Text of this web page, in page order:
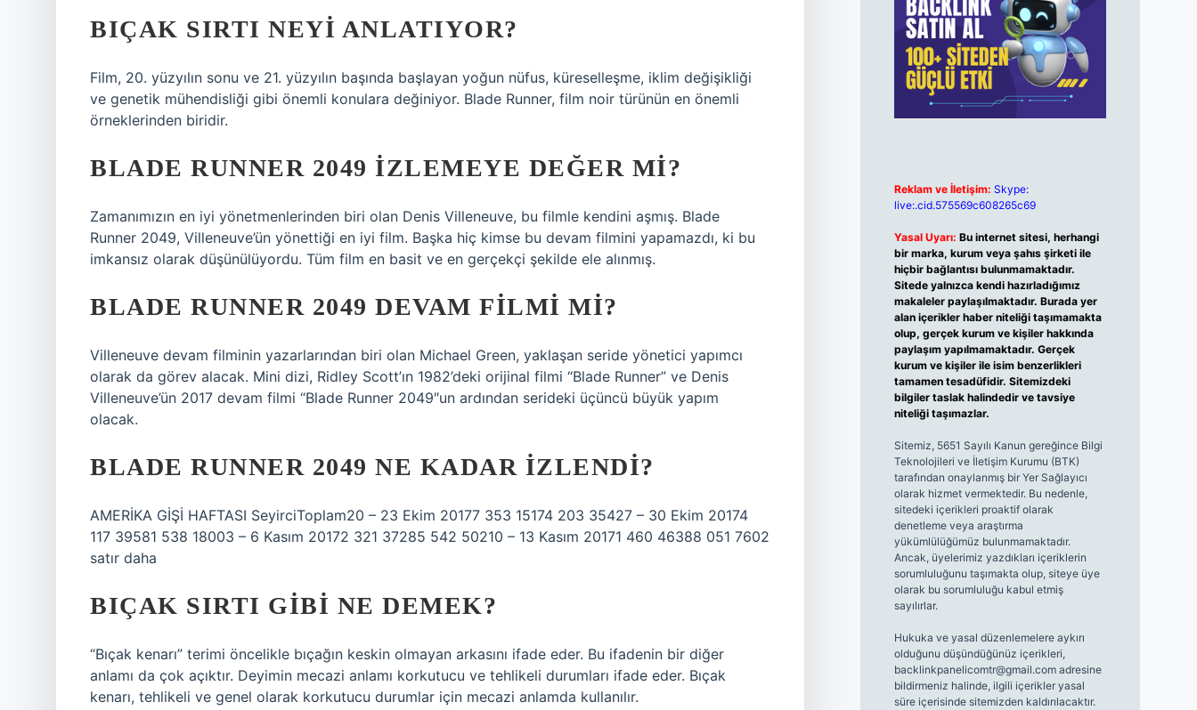
BIÇAK SIRTI NEYI ANLATIYOR?
Film, 20. yüzyılın sonu ve 21. yüzyılın başında başlayan yoğun nüfus, küreselleşme, iklim değişikliği
ve genetik mühendisliği gibi önemli konulara değiniyor. Blade Runner, film noir türünün en önemli
örneklerinden biridir.
BLADE RUNNER 2049 IZLEMEYE DEĞER MI?
Zamanımızın en iyi yönetmenlerinden biri olan Denis Villeneuve, bu filmle kendini aşmış. Blade
Runner 2049, Villeneuve’ün yönettiği en iyi film. Başka hiç kimse bu devam filmini yapamazdı, ki bu
imkansız olarak düşünülüyordu. Tüm film en basit ve en gerçekçi şekilde ele alınmış.
BLADE RUNNER 2049 DEVAM FILMI MI?
Villeneuve devam filminin yazarlarından biri olan Michael Green, yaklaşan seride yönetici yapımcı
olarak da görev alacak. Mini dizi, Ridley Scott’ın 1982’deki orijinal filmi “Blade Runner” ve Denis
Villeneuve’ün 2017 devam filmi “Blade Runner 2049″un ardından serideki üçüncü büyük yapım
olacak.
BLADE RUNNER 2049 NE KADAR IZLENDI?
AMERİKA GİŞİ HAFTASI SeyirciToplam20 – 23 Ekim 20177 353 15174 203 35427 – 30 Ekim 20174
117 39581 538 18003 – 6 Kasım 20172 321 37285 542 50210 – 13 Kasım 20171 460 46388 051 7602
satır daha
BIÇAK SIRTI GIBI NE DEMEK?
“Bıçak kenarı” terimi öncelikle bıçağın keskin olmayan arkasını ifade eder. Bu ifadenin bir diğer
anlamı da çok açıktır. Deyimin mecazi anlamı korkutucu ve tehlikeli durumları ifade eder. Bıçak
kenarı, tehlikeli ve genel olarak korkutucu durumlar için mecazi anlamda kullanılır.
Reklam ve İletişim: Skype:
live:.cid.575569c608265c69
Yasal Uyarı: Bu internet sitesi, herhangi
bir marka, kurum veya şahıs şirketi ile
hiçbir bağlantısı bulunmamaktadır.
Sitede yalnızca kendi hazırladığımız
makaleler paylaşılmaktadır. Burada yer
alan içerikler haber niteliği taşımamakta
olup, gerçek kurum ve kişiler hakkında
paylaşım yapılmamaktadır. Gerçek
kurum ve kişiler ile isim benzerlikleri
tamamen tesadüfidir. Sitemizdeki
bilgiler taslak halindedir ve tavsiye
niteliği taşımazlar.
Sitemiz, 5651 Sayılı Kanun gereğince Bilgi
Teknolojileri ve İletişim Kurumu (BTK)
tarafından onaylanmış bir Yer Sağlayıcı
olarak hizmet vermektedir. Bu nedenle,
sitedeki içerikleri proaktif olarak
denetleme veya araştırma
yükümlülüğümüz bulunmamaktadır.
Ancak, üyelerimiz yazdıkları içeriklerin
sorumluluğunu taşımakta olup, siteye üye
olarak bu sorumluluğu kabul etmiş
sayılırlar.
Hukuka ve yasal düzenlemelere aykırı
olduğunu düşündüğünüz içerikleri,
backlinkpanelicomtr@gmail.comadresine
bildirmeniz halinde, ilgili içerikler yasal
süre içerisinde sitemizden kaldırılacaktır.